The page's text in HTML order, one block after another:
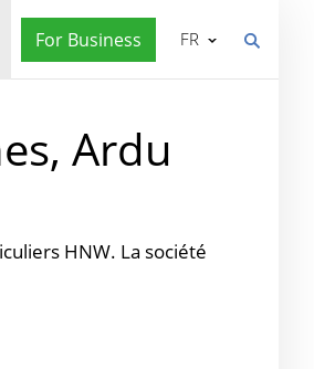
For Business FR
Ardu
HNW. La société